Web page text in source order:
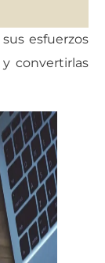
esfuerzos
convertirlas